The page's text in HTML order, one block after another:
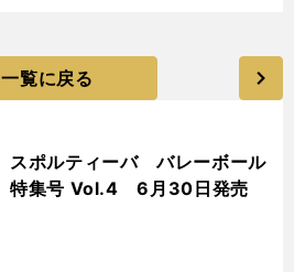
一覧に戻る
スポルティーバ バレーボール
特集号 Vol.4 6月30日発売